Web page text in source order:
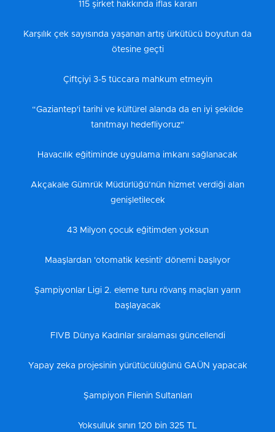
115 şirket hakkında iflas kararı
Karşılık çek sayısında yaşanan artış ürkütücü boyutun da
ötesine geçti
Çiftçiyi 3-5 tüccara mahkum etmeyin
“Gaziantep'i tarihi ve kültürel alanda da en iyi şekilde
tanıtmayı hedefliyoruz"
Havacılık eğitiminde uygulama imkanı sağlanacak
Akçakale Gümrük Müdürlüğü’nün hizmet verdiği alan
genişletilecek
43 Milyon çocuk eğitimden yoksun
Maaşlardan 'otomatik kesinti' dönemi başlıyor
Şampiyonlar Ligi 2. eleme turu rövanş maçları yarın
başlayacak
FIVB Dünya Kadınlar sıralaması güncellendi
Yapay zeka projesinin yürütücülüğünü GAÜN yapacak
Şampiyon Filenin Sultanları
Yoksulluk sınırı 120 bin 325 TL